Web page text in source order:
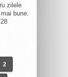
zilele
bune.
2